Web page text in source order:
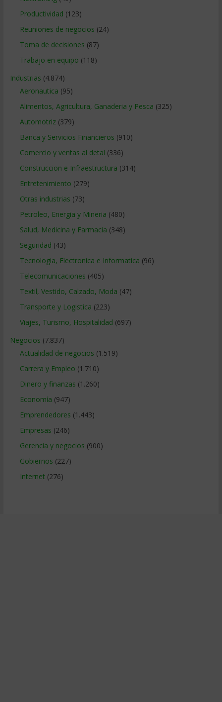
Productividad (123)
Reuniones de negocios (24)
Toma de decisiones (87)
Trabajo en equipo (118)
Industrias (4.874)
Aeronautica (95)
Alimentos, Agricultura, Ganaderia y Pesca (325)
Automotriz(379)
Banca y Servicios Financieros (910)
Comercio y ventas al detal (336)
Construccion e Infraestructura (314)
Entretenimiento (279)
Otras industrias (73)
Petroleo, Energia y Mineria (480)
Salud, Medicina y Farmacia (348)
Seguridad (43)
Tecnologia, Electronica e Informatica (96)
Telecomunicaciones (405)
Textil, Vestido, Calzado, Moda (47)
Transporte y Logistica (223)
Viajes, Turismo, Hospitalidad (697)
Negocios (7.837)
Actualidad de negocios (1.519)
Carrera y Empleo (1.710)
Dinero y finanzas (1.260)
Economía (947)
Emprendedores (1.443)
Empresas (246)
Gerencia y negocios (900)
Gobiernos (227)
Internet (276)